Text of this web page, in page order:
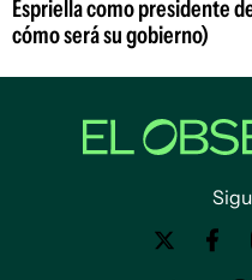
Espriella como presidente
cómo será su gobierno)